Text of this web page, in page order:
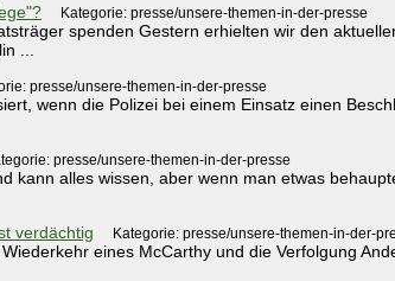
Kategorie: presse/unsere-themen-in-der-presse
spenden Gestern erhielten wir den
...
presse/unsere-themen-in-der-presse
wenn die Polizei bei einem Einsatz einen
presse/unsere-themen-in-der-presse
kann alles wissen, aber wenn man etwas
verdächtig Kategorie: presse/unsere-themen-in-der-
eines McCarthy und die Verfolgung